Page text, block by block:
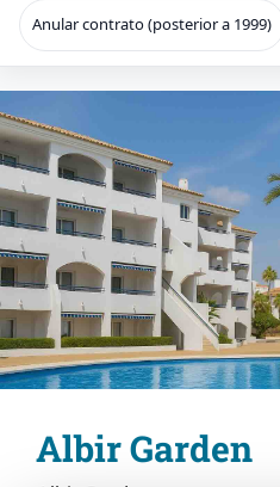
Anular contrato (posterior a 1999)
Albir Garden